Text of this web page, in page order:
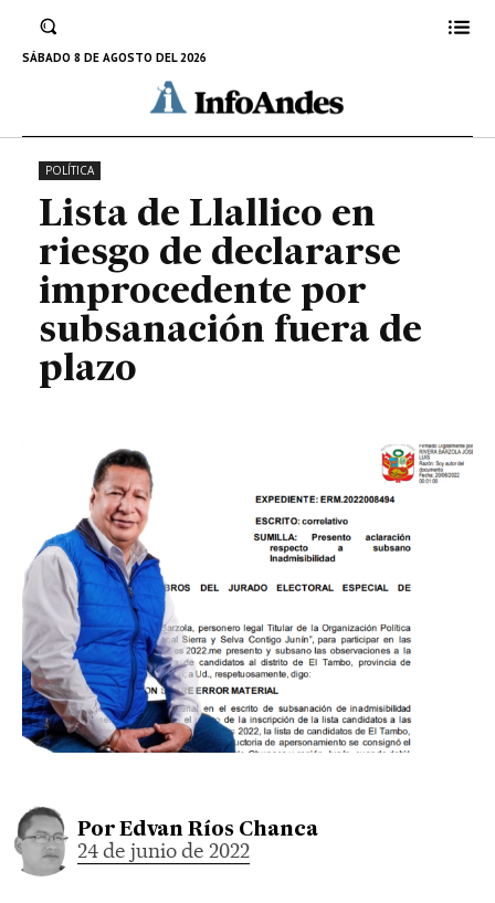
SÁBADO 8 DE AGOSTO DEL 2026
declararse improcedente por
subsanación fuera de plazo
24 DE JUNIO DE 2022
POLÍTICA
Lista de Llallico en
riesgo de declararse
improcedente por
subsanación fuera de
plazo
Por Edvan Ríos Chanca
24 de junio de 2022